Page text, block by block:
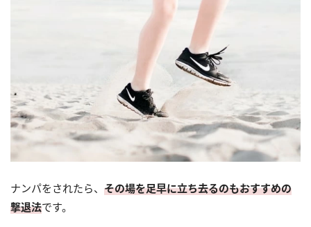
ナンパをされたら、 その場を足早に立ち去るのもおすすめの
撃退法です。